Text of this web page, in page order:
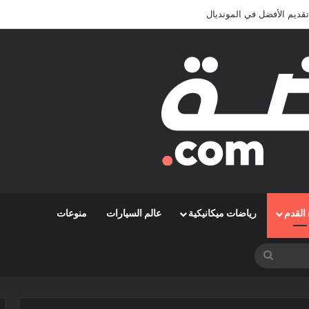
الأفضل في المونديال
القدم رياضات ميكانيكية عالم السيارات منوعات
بحث